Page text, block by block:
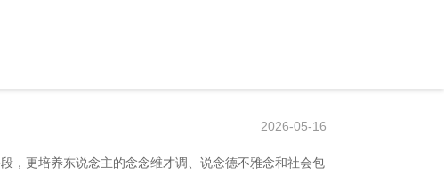
2026-05-16
，更培养东说念主的念念维才调、说念德不雅念和社会包